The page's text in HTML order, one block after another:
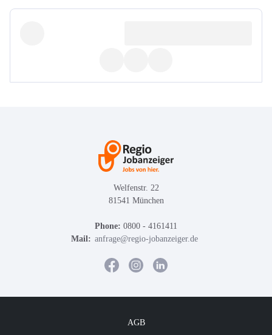
Welfenstr. 22
81541 München
Phone: 0800 - 4161411
Mail: anfrage@regio-jobanzeiger.de
AGB